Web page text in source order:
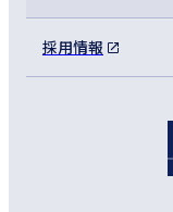
採用情報